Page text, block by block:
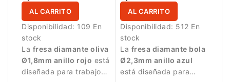
AL CARRITO
Disponibilidad: 109 En
stock
La fresa diamante oliva
Ø1,8mm anillo rojo está
diseñada para trabajos
AL CARRITO
Disponibilidad: 512 En
stock
La fresa diamante bola
Ø2,3mm anillo azul
está diseñada para